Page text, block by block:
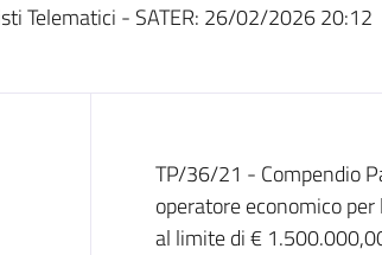
Telematici - SATER: 26/02/2026 20:12
Dati del bando
TP/36/21 - Compendio
operatore economico
al limite di €